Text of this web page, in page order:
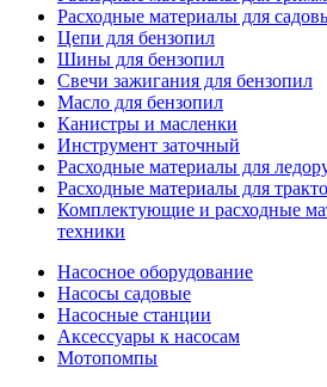
Расходные материалы для
Цепи для бензопил
Шины для бензопил
Свечи зажигания для бензопил
Масло для бензопил
Канистры и масленки
Инструмент заточный
Расходные материалы для
Расходные материалы для
Комплектующие и расходные
техники
Насосное оборудование
Насосы садовые
Насосные станции
Аксессуары к насосам
Мотопомпы